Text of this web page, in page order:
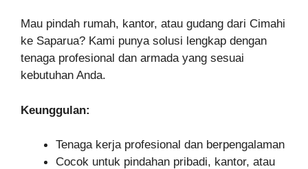
Mau pindah rumah, kantor, atau gudang dari Cimahi
ke Saparua? Kami punya solusi lengkap dengan
tenaga profesional dan armada yang sesuai
kebutuhan Anda.
Keunggulan:
Tenaga kerja profesional dan berpengalaman
Cocok untuk pindahan pribadi, kantor, atau